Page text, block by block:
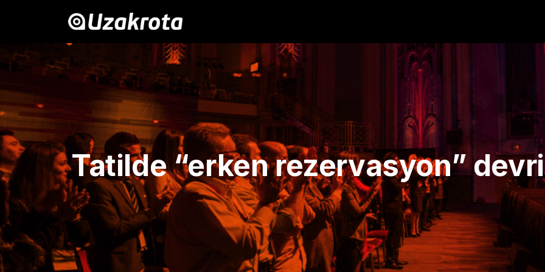
Tatilde “erken rezervasyon”